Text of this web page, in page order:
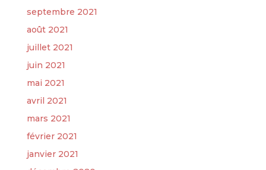
septembre 2021
août 2021
juillet 2021
juin 2021
mai 2021
avril 2021
mars 2021
février 2021
janvier 2021